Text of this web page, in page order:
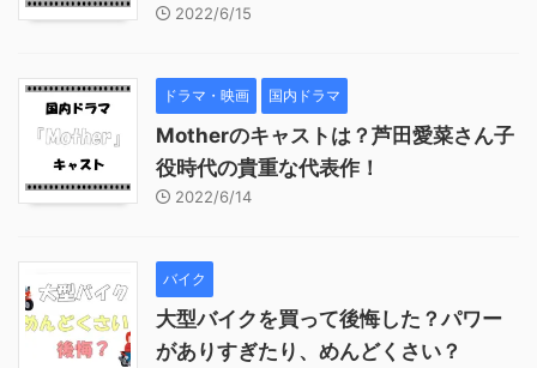
2022/6/15
ドラマ・映画 国内ドラマ
Motherのキャストは？芦田愛菜さん子
役時代の貴重な代表作！
2022/6/14
バイク
大型バイクを買って後悔した？パワー
がありすぎたり、めんどくさい？